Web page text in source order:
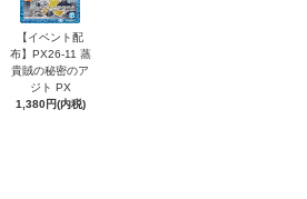
【イベント配
布】PX26-11 蒸
貴賊の秘密のア
ジト PX
1,380円(内税)